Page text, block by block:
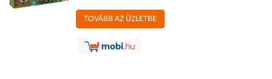
TOVÁBB AZ ÜZLETBE